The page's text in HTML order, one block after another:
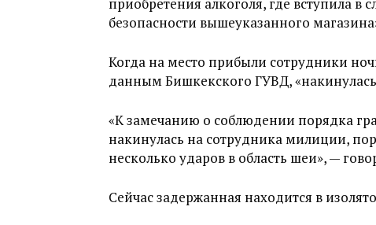
безопасности вышеуказанного
Когда на место прибыли сотрудники
данным Бишкекского ГУВД,
«К замечанию о соблюдении порядка
накинулась на сотрудника милиции,
несколько ударов в область шеи», —
Сейчас задержанная находится в